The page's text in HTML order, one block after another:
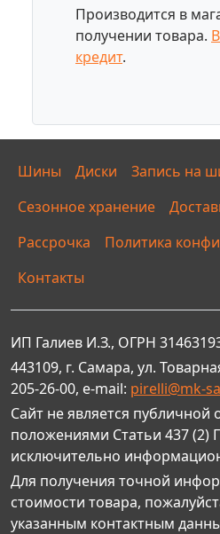
Производится в
получении товара.
кредит.
Шины Диски Запись на
Сезонное хранение
Рассрочка
Политика
Контакты
ИП Галиев И.З., ОГРН
443109, г. Самара, ул.
205-26-00, e-mail: pirelli@mk-
Сайт не является
положениями Статьи 437 (2)
исключительно
Для получения точной
стоимости товара,
указанным контактным